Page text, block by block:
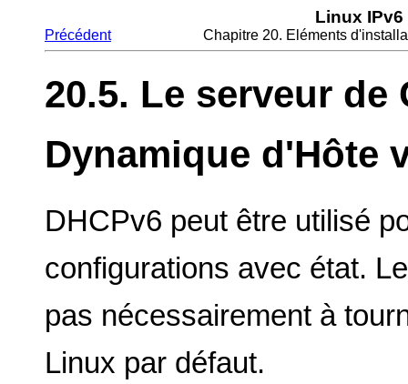
Linux IPv6
Précédent Chapitre 20. Eléments
20.5. Le serveur
Dynamique d'Hôte
DHCPv6 peut être utilisé
configurations avec état.
pas nécessairement à
Linux par défaut.